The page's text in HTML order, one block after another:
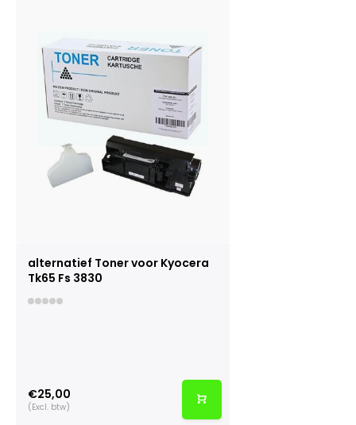
alternatief Toner voor Kyocera
Tk65 Fs 3830
€25,00
(Excl. btw)